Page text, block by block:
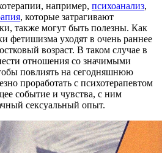
например, психоанализ,
, которые затрагивают
также могут быть полезны. Как
фетишизма уходят в очень раннее
возраст. В таком случае в
отношения со значимыми
повлиять на сегодняшнюю
проработать с психотерапевтом
событие и чувства, с ним
сексуальный опыт.